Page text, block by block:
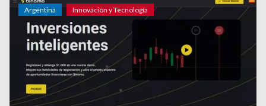
Argentina Innovación y Tecnología